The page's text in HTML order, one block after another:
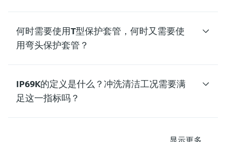
何时需要使用T型保护套管，何时又需要使
用弯头保护套管？
IP69K的定义是什么？冲洗清洁工况需要满
足这一指标吗？